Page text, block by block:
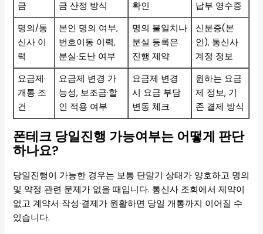
금
금 산정 방식
확인
납부 영수증
명의/통
신사 이
력
본인 명의 여부,
번호이동 이력,
분실·도난 여부
명의 불일치나
분실 등록은
진행 제약
신분증(본
인), 통신사
계정 정보
요금제·
개통 조
건
요금제 변경 가
능성, 보조금·할
인 적용 여부
요금제 변경
시 요금 부담
변동 체크
원하는 요금
제 정보, 기
존 결제 방식
폰테크 당일진행 가능여부는 어떻게 판단
하나요?
당일진행이 가능한 경우는 보통 단말기 상태가 양호하고 명의
및 약정 관련 문제가 없을 때입니다. 통신사 조회에서 제약이
없고 계약서 작성·결제가 원활하면 당일 개통까지 이어질 수
있습니다.